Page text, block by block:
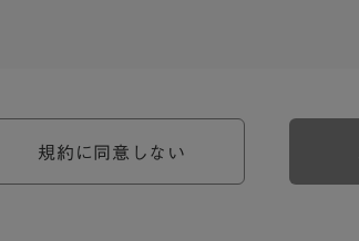
約の一部を構成するものとします。
場合には、個別規定において特段の定めなき限
規約に同意しない